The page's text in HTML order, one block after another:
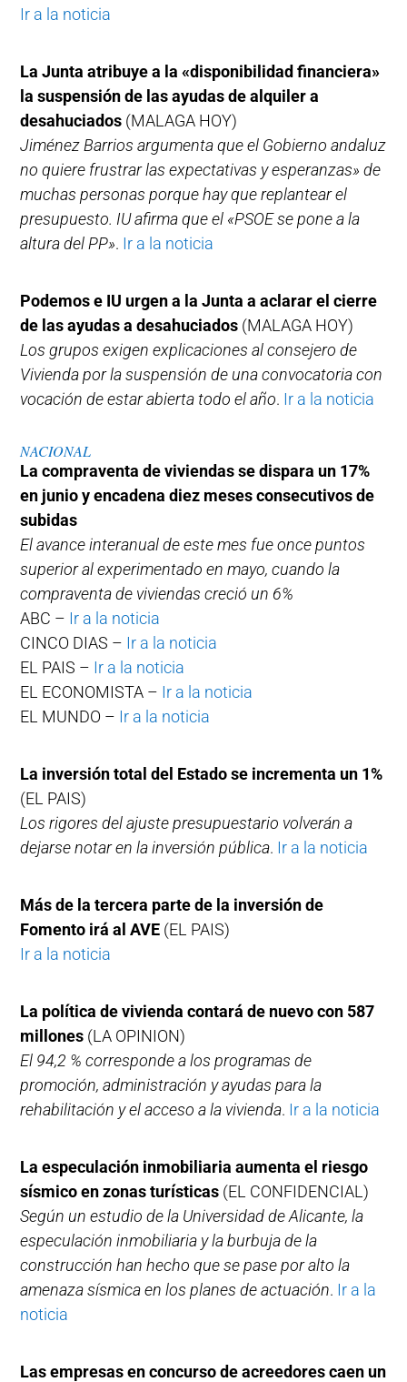
Ir a la noticia
La Junta atribuye a la «disponibilidad financiera»
la suspensión de las ayudas de alquiler a
desahuciados (MALAGA HOY)
Jiménez Barrios argumenta que el Gobierno andaluz
no quiere frustrar las expectativas y esperanzas» de
muchas personas porque hay que replantear el
presupuesto. IU afirma que el «PSOE se pone a la
altura del PP». Ir a la noticia
Podemos e IU urgen a la Junta a aclarar el cierre
de las ayudas a desahuciados (MALAGA HOY)
Los grupos exigen explicaciones al consejero de
Vivienda por la suspensión de una convocatoria con
vocación de estar abierta todo el año. Ir a la noticia
NACIONAL
La compraventa de viviendas se dispara un 17%
en junio y encadena diez meses consecutivos de
subidas
El avance interanual de este mes fue once puntos
superior al experimentado en mayo, cuando la
compraventa de viviendas creció un 6%
ABC – Ir a la noticia
CINCO DIAS – Ir a la noticia
EL PAIS – Ir a la noticia
EL ECONOMISTA – Ir a la noticia
EL MUNDO – Ir a la noticia
La inversión total del Estado se incrementa un 1%
(EL PAIS)
Los rigores del ajuste presupuestario volverán a
dejarse notar en la inversión pública. Ir a la noticia
Más de la tercera parte de la inversión de
Fomento irá al AVE (EL PAIS)
Ir a la noticia
La política de vivienda contará de nuevo con 587
millones (LA OPINION)
El 94,2 % corresponde a los programas de
promoción, administración y ayudas para la
rehabilitación y el acceso a la vivienda. Ir a la noticia
La especulación inmobiliaria aumenta el riesgo
sísmico en zonas turísticas (EL CONFIDENCIAL)
Según un estudio de la Universidad de Alicante, la
especulación inmobiliaria y la burbuja de la
construcción han hecho que se pase por alto la
amenaza sísmica en los planes de actuación. Ir a la
noticia
Las empresas en concurso de acreedores caen un